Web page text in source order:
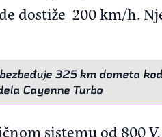
dostiže 200 km/h.
325 km dometa
Cayenne Turbo
sistemu od 800